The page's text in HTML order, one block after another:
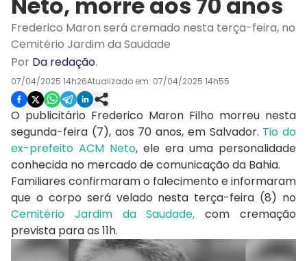
Frederico Maron será cremado nesta terça-feira, no
Cemitério Jardim da Saudade
Por Da redação.
07/04/2025 14h26Atualizado em: 07/04/2025 14h55
O publicitário Frederico Maron Filho morreu nesta
segunda-feira (7), aos 70 anos, em Salvador. Tio do
ex-prefeito ACM Neto, ele era uma personalidade
conhecida no mercado de comunicação da Bahia.
Familiares confirmaram o falecimento e informaram
que o corpo será velado nesta terça-feira (8) no
Cemitério Jardim da Saudade, com cremação
prevista para as 11h.